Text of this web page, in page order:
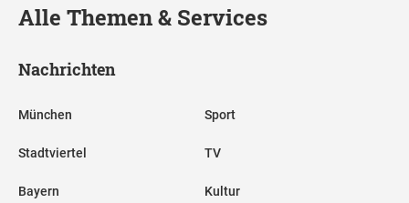
Alle Themen & Services
Nachrichten
München
Stadtviertel
Bayern
Sport
TV
Kultur